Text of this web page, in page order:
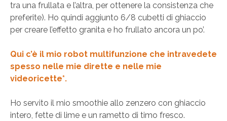
tra una frullata e l’altra, per ottenere la consistenza che
preferite). Ho quindi aggiunto 6/8 cubetti di ghiaccio
per creare l’effetto granita e ho frullato ancora un po’.
Qui c’è il mio robot multifunzione che intravedete
spesso nelle mie dirette e nelle mie
videoricette*.
Ho servito il mio smoothie allo zenzero con ghiaccio
intero, fette di lime e un rametto di timo fresco.